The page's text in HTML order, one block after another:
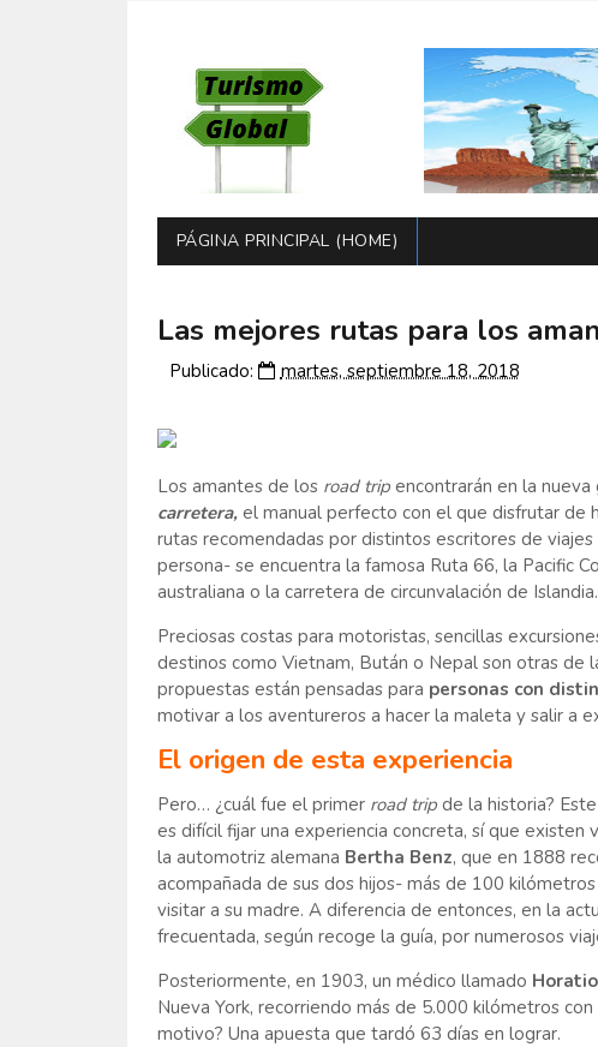
PÁGINA PRINCIPAL (HOME)
Las mejores rutas para los
Publicado: martes, septiembre 18, 2018
Los amantes de los road tripencontrarán en la nueva
carretera,el manual perfecto con el que disfrutar de
rutas recomendadas por distintos escritores de
persona- se encuentra la famosa Ruta 66, la Pacific
australiana o la carretera de circunvalación de Islandia.
Preciosas costas para motoristas, sencillas
destinos como Vietnam, Bután o Nepal son otras de
propuestas están pensadas para personas con
motivar a los aventureros a hacer la maleta y salir a
El origen de esta experiencia
Pero… ¿cuál fue el primer road tripde la historia?
es difícil fijar una experiencia concreta, sí que
la automotriz alemana Bertha Benz, que en 1888
acompañada de sus dos hijos- más de 100
visitar a su madre. A diferencia de entonces, en la
frecuentada, según recoge la guía, por numerosos
Posteriormente, en 1903, un médico llamado
Nueva York, recorriendo más de 5.000 kilómetros
motivo? Una apuesta que tardó 63 días en lograr.